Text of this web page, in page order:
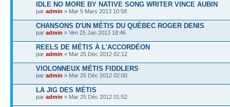
IDLE NO MORE BY NATIVE SONG WRITER VINCE AUBIN
par admin » Mar 5 Mars 2013 10:58
CHANSONS D'UN MÉTIS DU QUÉBEC ROGER DENIS
par admin » Ven 25 Jan 2013 18:46
REELS DE MÉTIS À L'ACCORDÉON
par admin » Mar 25 Déc 2012 02:12
VIOLONNEUX MÉTIS FIDDLERS
par admin » Mar 25 Déc 2012 02:00
LA JIG DES MÉTIS
par admin » Mar 25 Déc 2012 01:52